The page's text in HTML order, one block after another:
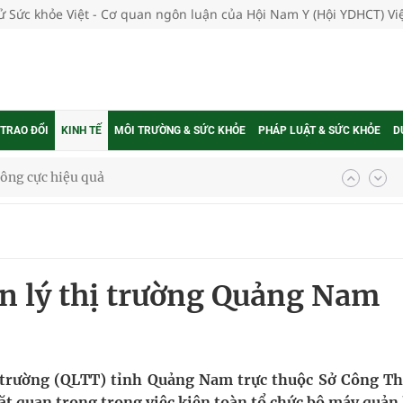
Sức khỏe Việt - Cơ quan ngôn luận của Hội Nam Y (Hội YDHCT)
ĐỔI KINH TẾ MÔI TRƯỜNG & SỨC KHỎE PHÁP LUẬT & SỨC KHỎE
cực hiệu quả
thực tế
ung thư
lý thị trường Quảng Nam
(QLTT) tỉnh Quảng Nam trực thuộc Sở Công